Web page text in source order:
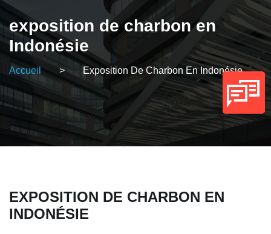
exposition de charbon en
Indonésie
Accueil > Exposition De Charbon En Indonésie
EXPOSITION DE CHARBON EN
INDONÉSIE